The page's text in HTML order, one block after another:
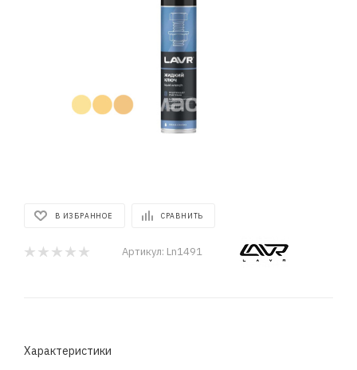
В ИЗБРАННОЕ СРАВНИТЬ
Артикул: Ln1491
Характеристики